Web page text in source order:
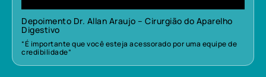
Depoimento Dr. Allan Araujo – Cirurgião do Aparelho
Digestivo
“É importante que você esteja acessorado por uma equipe de
credibilidade”